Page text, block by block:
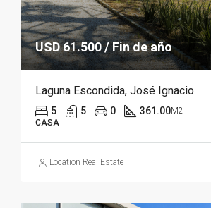
USD 61.500 / Fin de año
Laguna Escondida, José Ignacio
5 5 0 361.00M2
CASA
Location Real Estate